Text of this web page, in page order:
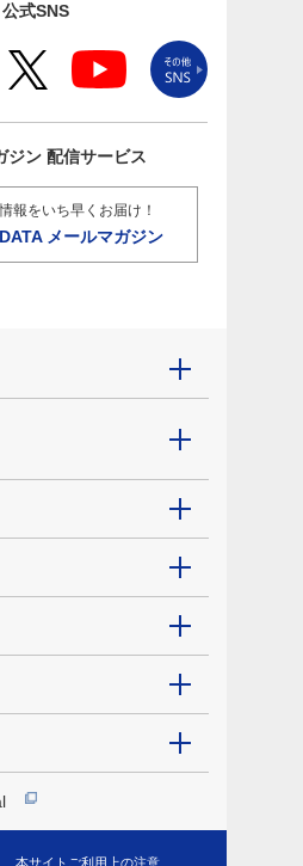
公式SNS
ジン 配信サービス
報をいち早くお届け！
メールマガジン
本サイトご利用上の注意